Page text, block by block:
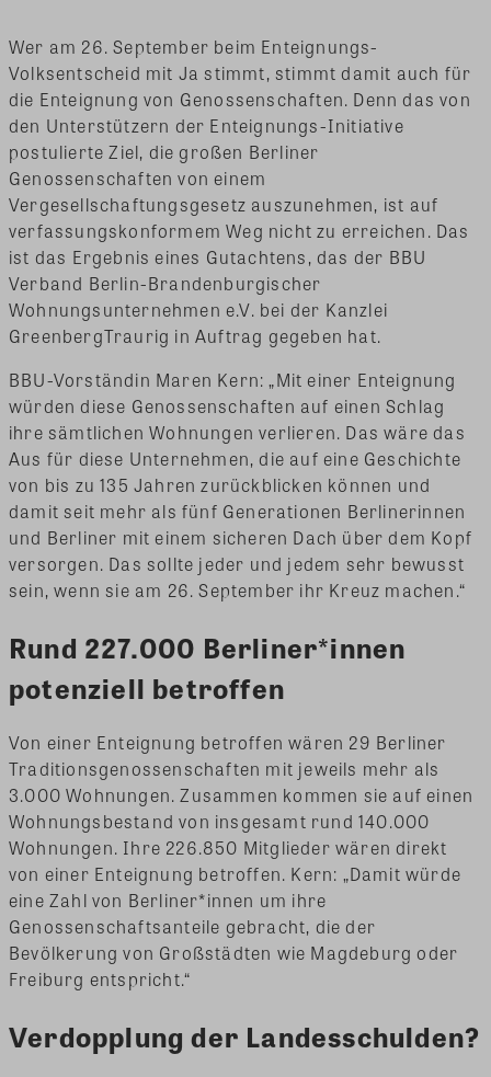
Wer am 26. September beim Enteignungs-
Volksentscheid mit Ja stimmt, stimmt damit auch für
die Enteignung von Genossenschaften. Denn das von
den Unterstützern der Enteignungs-Initiative
postulierte Ziel, die großen Berliner
Genossenschaften von einem
Vergesellschaftungsgesetz auszunehmen, ist auf
verfassungskonformem Weg nicht zu erreichen. Das
ist das Ergebnis eines Gutachtens, das der BBU
Verband Berlin-Brandenburgischer
Wohnungsunternehmen e.V. bei der Kanzlei
GreenbergTraurig in Auftrag gegeben hat.
BBU-Vorständin Maren Kern: „Mit einer Enteignung
würden diese Genossenschaften auf einen Schlag
ihre sämtlichen Wohnungen verlieren. Das wäre das
Aus für diese Unternehmen, die auf eine Geschichte
von bis zu 135 Jahren zurückblicken können und
damit seit mehr als fünf Generationen Berlinerinnen
und Berliner mit einem sicheren Dach über dem Kopf
versorgen. Das sollte jeder und jedem sehr bewusst
sein, wenn sie am 26. September ihr Kreuz machen.“
Rund 227.000 Berliner*innen
potenziell betroffen
Von einer Enteignung betroffen wären 29 Berliner
Traditionsgenossenschaften mit jeweils mehr als
3.000 Wohnungen. Zusammen kommen sie auf einen
Wohnungsbestand von insgesamt rund 140.000
Wohnungen. Ihre 226.850 Mitglieder wären direkt
von einer Enteignung betroffen. Kern: „Damit würde
eine Zahl von Berliner*innen um ihre
Genossenschaftsanteile gebracht, die der
Bevölkerung von Großstädten wie Magdeburg oder
Freiburg entspricht.“
Verdopplung der Landesschulden?